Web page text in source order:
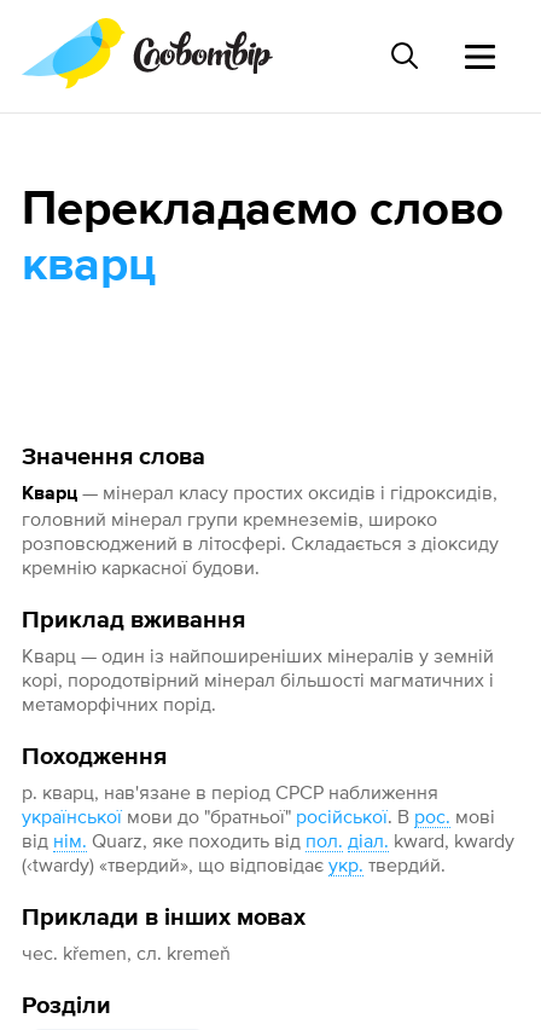
Значення слова
Кварц— мінерал класу простих оксидів і гідроксидів,
головний мінерал групи кремнеземів, широко
розповсюджений в літосфері. Складається з діоксиду
кремнію каркасної будови.
Приклад вживання
Кварц — один із найпоширеніших мінералів у земній
корі, породотвірний мінерал більшості магматичних і
метаморфічних порід.
Походження
р. кварц, нав'язане в період СРСР наближення
українськоїмови до "братньої" російської. В рос. мові
від нім. Quarz, яке походить від пол. діал. kward, kwardy
(‹twardy) «твердий», що відповідає укр. тверди́й.
Приклади в інших мовах
чес. křemen, сл. kremeň
Розділи
Перекладаємо слово
кварц